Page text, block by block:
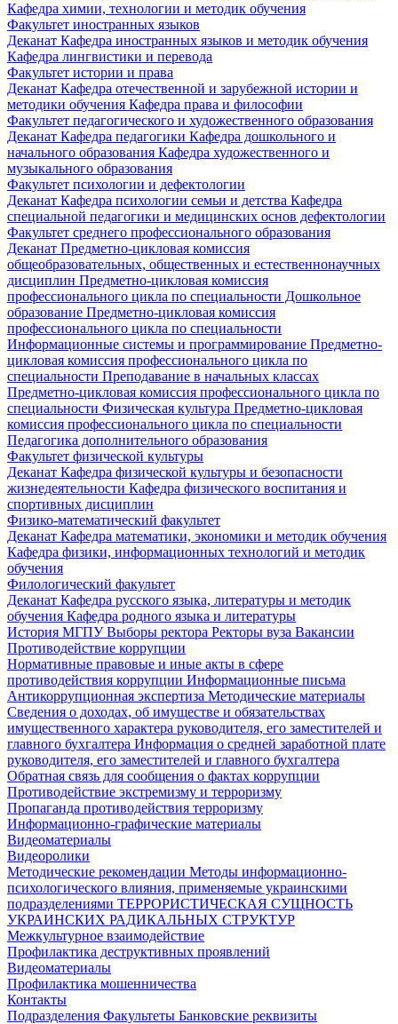
Кафедра химии, технологии и методик обучения
Факультет иностранных языков
Деканат Кафедра иностранных языков и методик обучения
Кафедра лингвистики и перевода
Факультет истории и права
Деканат Кафедра отечественной и зарубежной истории и
методики обучения Кафедра права и философии
Факультет педагогического и художественного образования
Деканат Кафедра педагогики Кафедра дошкольного и
начального образования Кафедра художественного и
музыкального образования
Факультет психологии и дефектологии
Деканат Кафедра психологии семьи и детства Кафедра
специальной педагогики и медицинских основ дефектологии
Факультет среднего профессионального образования
Деканат Предметно-цикловая комиссия
общеобразовательных, общественных и естественнонаучных
дисциплин Предметно-цикловая комиссия
профессионального цикла по специальности Дошкольное
образование Предметно-цикловая комиссия
профессионального цикла по специальности
Информационные системы и программирование Предметно-
цикловая комиссия профессионального цикла по
специальности Преподавание в начальных классах
Предметно-цикловая комиссия профессионального цикла по
специальности Физическая культура Предметно-цикловая
комиссия профессионального цикла по специальности
Педагогика дополнительного образования
Факультет физической культуры
Деканат Кафедра физической культуры и безопасности
жизнедеятельности Кафедра физического воспитания и
спортивных дисциплин
Физико-математический факультет
Деканат Кафедра математики, экономики и методик обучения
Кафедра физики, информационных технологий и методик
обучения
Филологический факультет
Деканат Кафедра русского языка, литературы и методик
обучения Кафедра родного языка и литературы
История МГПУВыборы ректора Ректоры вуза Вакансии
Противодействие коррупции
Нормативные правовые и иные акты в сфере
противодействия коррупции Информационные письма
Антикоррупционная экспертиза Методические материалы
Сведения о доходах, об имуществе и обязательствах
имущественного характера руководителя, его заместителей и
главного бухгалтера Информация о средней заработной плате
руководителя, его заместителей и главного бухгалтера
Обратная связь для сообщения о фактах коррупции
Противодействие экстремизму и терроризму
Пропаганда противодействия терроризму
Информационно-графические материалы
Видеоматериалы
Видеоролики
Методические рекомендации Методы информационно-
психологического влияния, применяемые украинскими
подразделениями ТЕРРОРИСТИЧЕСКАЯ СУЩНОСТЬ
УКРАИНСКИХ РАДИКАЛЬНЫХ СТРУКТУР
Межкультурное взаимодействие
Профилактика деструктивных проявлений
Видеоматериалы
Профилактика мошенничества
Контакты
Подразделения Факультеты Банковские реквизиты